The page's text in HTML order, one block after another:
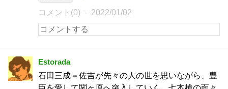
コメント(0) 2022/01/02
Estorada
石田三成＝佐吉が先々の人の世を思いながら、豊